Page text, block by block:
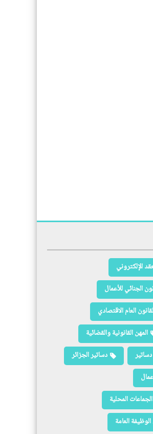
الإلكتروني
الجنائي للأعمال
العام الاقتصادي
المهن القانونية والقضائية
دساتير
دساتير الجزائر
المحلية
العامة